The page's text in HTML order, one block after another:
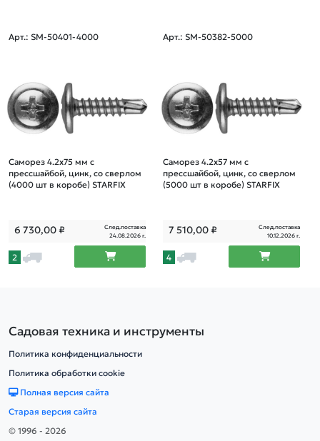
Арт.: SM-50401-4000
Саморез 4.2х75 мм с
прессшайбой, цинк, со сверлом
(4000 шт в коробе) STARFIX
6 730,00₽
След.поставка
24.08.2026 г.
2
Арт.: SM-50382-5000
Саморез 4.2х57 мм с
прессшайбой, цинк, со сверлом
(5000 шт в коробе) STARFIX
7 510,00₽
След.поставка
10.12.2026 г.
4
Садовая техника и инструменты
Политика конфиденциальности
Политика обработки cookie
Полная версия сайта
Старая версия сайта
© 1996 - 2026